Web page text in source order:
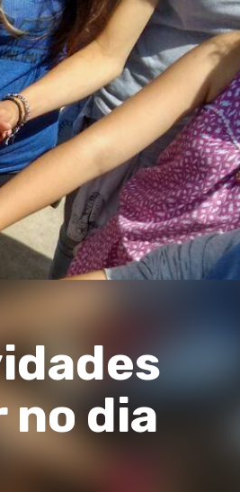
no dia